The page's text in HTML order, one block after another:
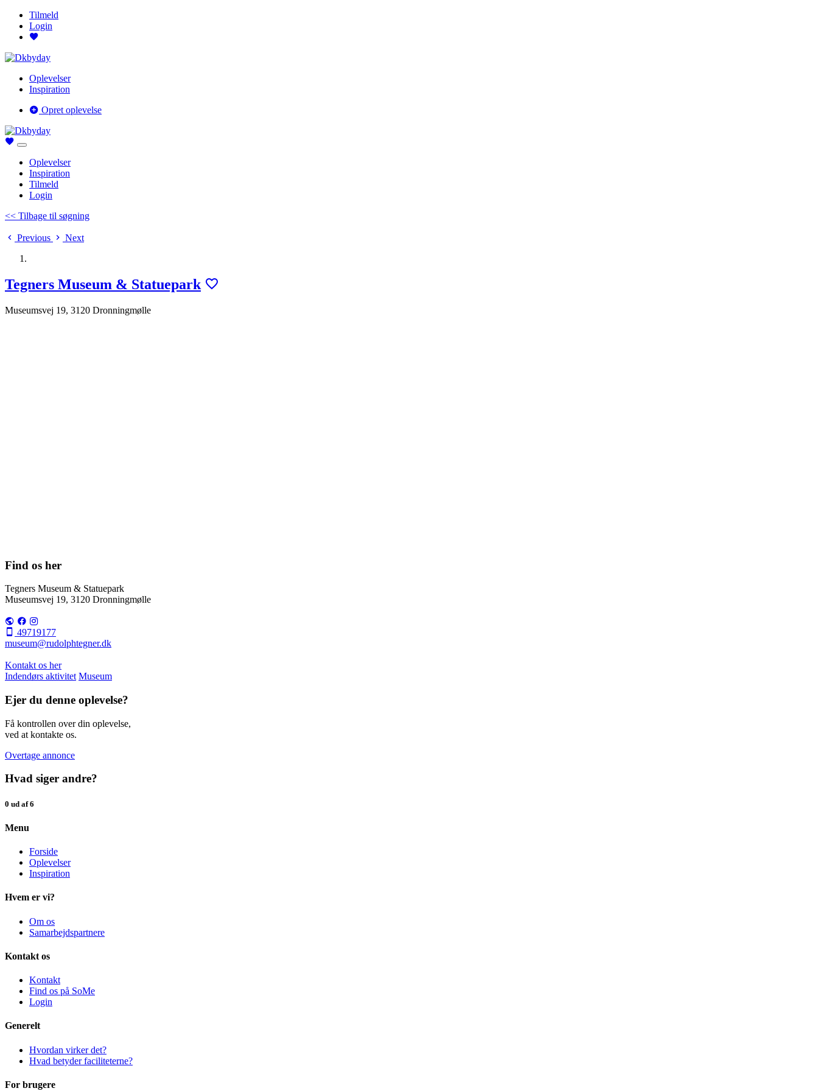
Tilmeld
Login
Oplevelser
Inspiration
Opret oplevelse
Oplevelser
Inspiration
Tilmeld
Login
<< Tilbage til søgning
Previous Next
Tegners Museum & Statuepark
Museumsvej 19, 3120 Dronningmølle
Find os her
Tegners Museum & Statuepark
Museumsvej 19, 3120 Dronningmølle
49719177
museum@rudolphtegner.dk
Kontakt os her
Indendørs aktivitet Museum
Ejer du denne oplevelse?
Få kontrollen over din oplevelse,
ved at kontakte os.
Overtage annonce
Hvad siger andre?
0 ud af 6
Menu
Forside
Oplevelser
Inspiration
Hvem er vi?
Om os
Samarbejdspartnere
Kontakt os
Kontakt
Find os på SoMe
Login
Generelt
Hvordan virker det?
Hvad betyder faciliteterne?
For brugere